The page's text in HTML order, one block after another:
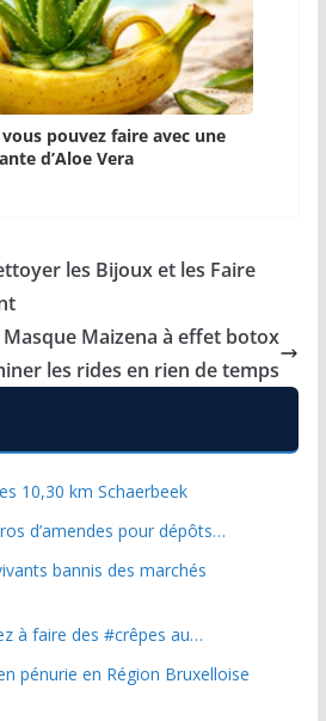
pouvez faire avec une
d’Aloe Vera
les Bijoux et les Faire
Maizena à effet botox
les rides en rien de temps
10,30 km Schaerbeek
d’amendes pour dépôts…
bannis des marchés
à faire des #crêpes au…
pénurie en Région Bruxelloise